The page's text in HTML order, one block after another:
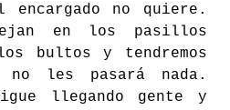
no quiere.
en los pasillos
bultos y tendremos
les pasará nada.
llegando gente y